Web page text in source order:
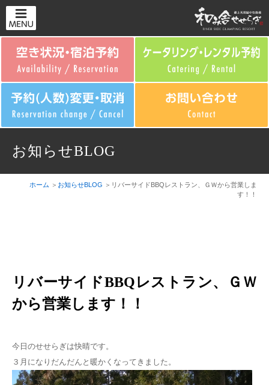
お知らせBLOG
ホーム お知らせBLOG
リバーサイドBBQレストラン、ＧＷから営業しま
す！！
リバーサイドBBQレストラン、ＧＷ
から営業します！！
今日のせせらぎは快晴です。
３月になりだんだんと暖かくなってきました。